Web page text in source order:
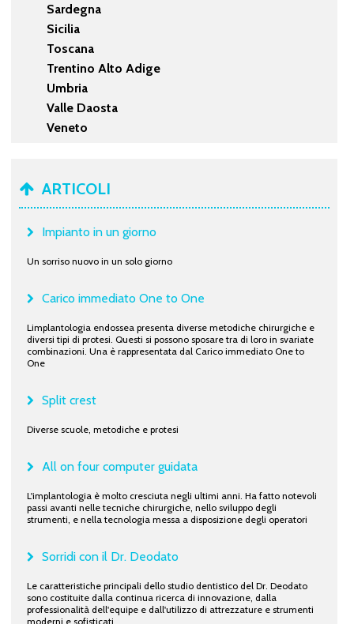
Sardegna
Sicilia
Toscana
Trentino Alto Adige
Umbria
Valle Daosta
Veneto
ARTICOLI
Impianto in un giorno
Un sorriso nuovo in un solo giorno
Carico immediato One to One
Limplantologia endossea presenta diverse metodiche chirurgiche e
diversi tipi di protesi. Questi si possono sposare tra di loro in svariate
combinazioni. Una è rappresentata dal Carico immediato One to
One
Split crest
Diverse scuole, metodiche e protesi
All on four computer guidata
L'implantologia è molto cresciuta negli ultimi anni. Ha fatto notevoli
passi avanti nelle tecniche chirurgiche, nello sviluppo degli
strumenti, e nella tecnologia messa a disposizione degli operatori
Sorridi con il Dr. Deodato
Le caratteristiche principali dello studio dentistico del Dr. Deodato
sono costituite dalla continua ricerca di innovazione, dalla
professionalità dell'equipe e dall'utilizzo di attrezzature e strumenti
moderni e sofisticati